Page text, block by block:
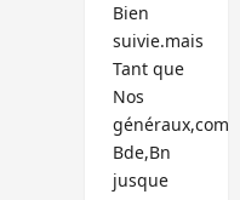
Bien
suivie.mais
Tant que
Nos
généraux,com
Bde,Bn
jusque